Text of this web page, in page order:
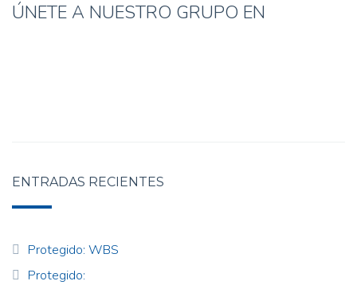
ÚNETE A NUESTRO GRUPO EN
ENTRADAS RECIENTES
Protegido: WBS
Protegido: